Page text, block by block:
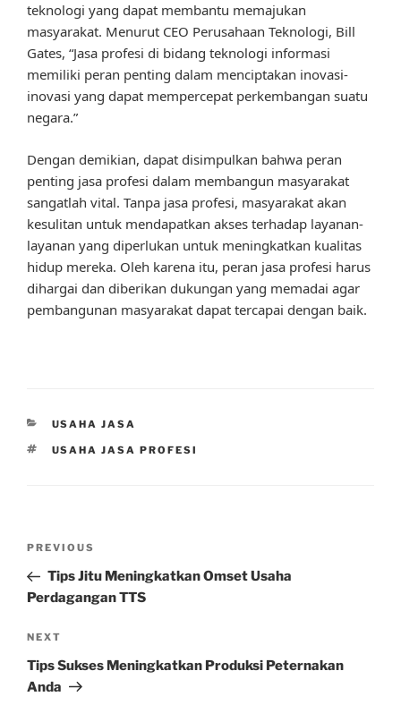
teknologi yang dapat membantu memajukan
masyarakat. Menurut CEO Perusahaan Teknologi, Bill
Gates, “Jasa profesi di bidang teknologi informasi
memiliki peran penting dalam menciptakan inovasi-
inovasi yang dapat mempercepat perkembangan suatu
negara.”
Dengan demikian, dapat disimpulkan bahwa peran
penting jasa profesi dalam membangun masyarakat
sangatlah vital. Tanpa jasa profesi, masyarakat akan
kesulitan untuk mendapatkan akses terhadap layanan-
layanan yang diperlukan untuk meningkatkan kualitas
hidup mereka. Oleh karena itu, peran jasa profesi harus
dihargai dan diberikan dukungan yang memadai agar
pembangunan masyarakat dapat tercapai dengan baik.
CATEGORIES
USAHA JASA
TAGS
USAHA JASA PROFESI
Previous
Post
PREVIOUS
Tips Jitu Meningkatkan Omset Usaha
Perdagangan TTS
Next
Post
NEXT
Tips Sukses Meningkatkan Produksi Peternakan
Anda